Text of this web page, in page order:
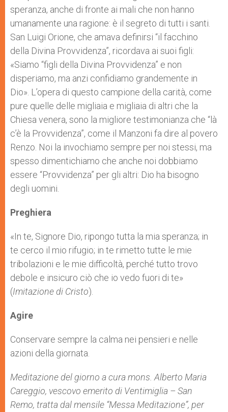
speranza, anche di fronte ai mali che non hanno
umanamente una ragione: è il segreto di tutti i santi.
San Luigi Orione, che amava definirsi “il facchino
della Divina Provvidenza”, ricordava ai suoi figli:
«Siamo “figli della Divina Provvidenza” e non
disperiamo, ma anzi confidiamo grandemente in
Dio». L’opera di questo campione della carità, come
pure quelle delle migliaia e migliaia di altri che la
Chiesa venera, sono la migliore testimonianza che “là
c’è la Provvidenza”, come il Manzoni fa dire al povero
Renzo. Noi la invochiamo sempre per noi stessi, ma
spesso dimentichiamo che anche noi dobbiamo
essere “Provvidenza” per gli altri: Dio ha bisogno
degli uomini.
Preghiera
«In te, Signore Dio, ripongo tutta la mia speranza; in
te cerco il mio rifugio; in te rimetto tutte le mie
tribolazioni e le mie difficoltà, perché tutto trovo
debole e insicuro ciò che io vedo fuori di te»
(Imitazione di Cristo).
Agire
Conservare sempre la calma nei pensieri e nelle
azioni della giornata.
Meditazione del giorno a cura mons. Alberto Maria
Careggio, vescovo emerito di Ventimiglia – San
Remo, tratta dal mensile “Messa Meditazione”, per